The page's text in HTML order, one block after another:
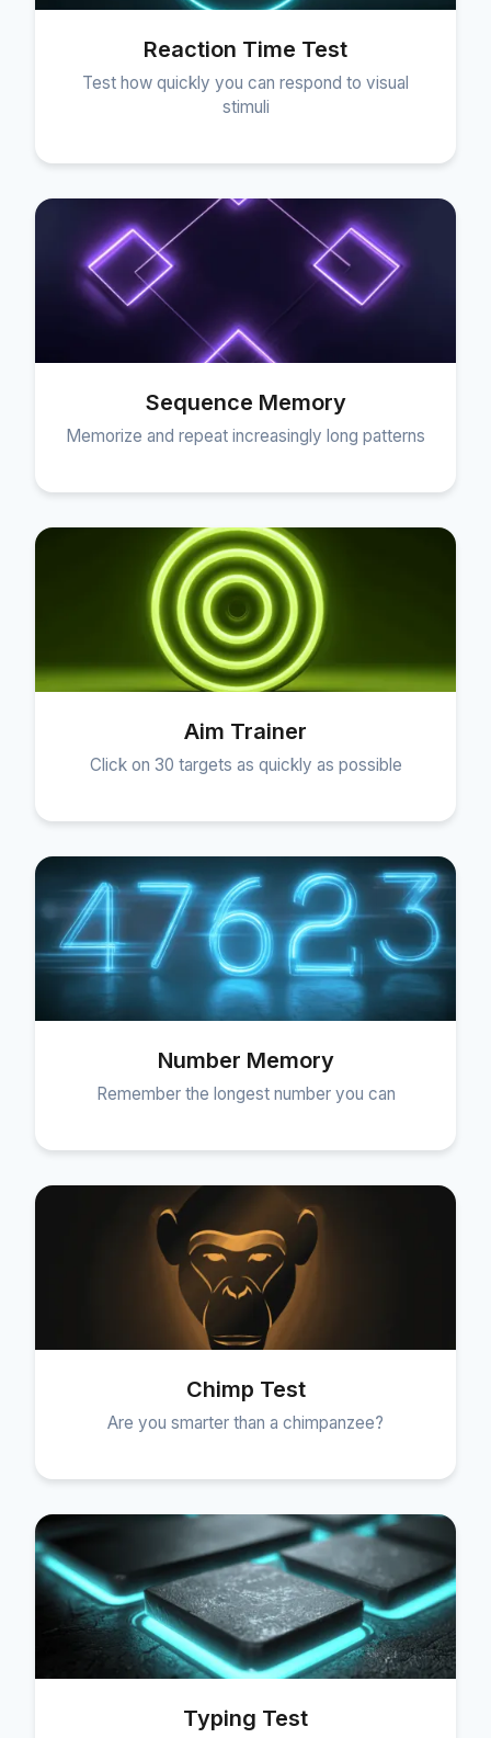
Reaction Time Test
Test how quickly you can respond to visual
stimuli
Sequence Memory
Memorize and repeat increasingly long patterns
Aim Trainer
Click on 30 targets as quickly as possible
Number Memory
Remember the longest number you can
Chimp Test
Are you smarter than a chimpanzee?
Typing Test